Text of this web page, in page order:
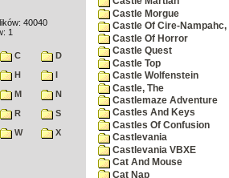
40040
1
C
D
H
I
M
N
R
S
W
X
Castle Morgue
Castle Of Cire-Nampahc,
Castle Of Horror
Castle Quest
Castle Top
Castle Wolfenstein
Castle, The
Castlemaze Adventure
Castles And Keys
Castles Of Confusion
Castlevania
Castlevania VBXE
Cat And Mouse
Cat Nap